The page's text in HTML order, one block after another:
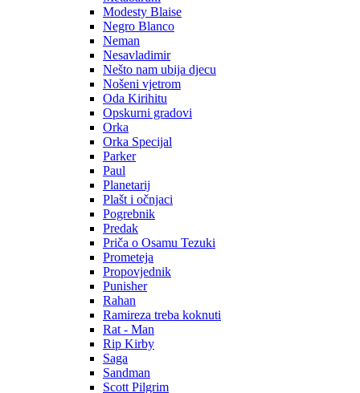
Modesty Blaise
Negro Blanco
Neman
Nesavladimir
Nešto nam ubija djecu
Nošeni vjetrom
Oda Kirihitu
Opskurni gradovi
Orka
Orka Specijal
Parker
Paul
Planetarij
Plašt i očnjaci
Pogrebnik
Predak
Priča o Osamu Tezuki
Prometeja
Propovjednik
Punisher
Rahan
Ramireza treba koknuti
Rat - Man
Rip Kirby
Saga
Sandman
Scott Pilgrim